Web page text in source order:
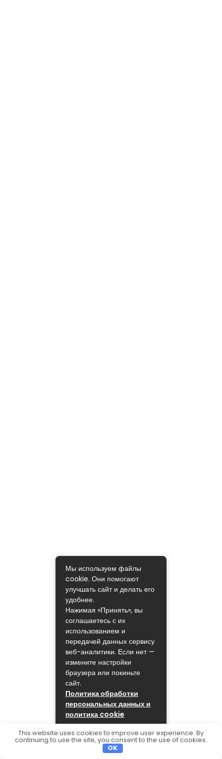
Мы используем файлы
cookie. Они помогают
улучшать сайт и делать его
удобнее.
Нажимая «Принять», вы
соглашаетесь с их
использованием и
передачей данных сервису
веб-аналитики. Если нет —
измените настройки
браузера или покиньте
сайт.
Политика обработки
персональных данных и
политика cookie
ПРИНЯТЬ
This website uses cookies to improve user experience. By
continuing to use the site, you consent to the use of cookies.
OK